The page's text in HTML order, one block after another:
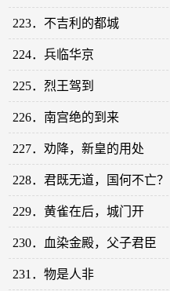
223．不吉利的都城
224．兵临华京
225．烈王驾到
226．南宫绝的到来
227．劝降，新皇的用处
228．君既无道，国何不亡？
229．黄雀在后，城门开
230．血染金殿，父子君臣
231．物是人非